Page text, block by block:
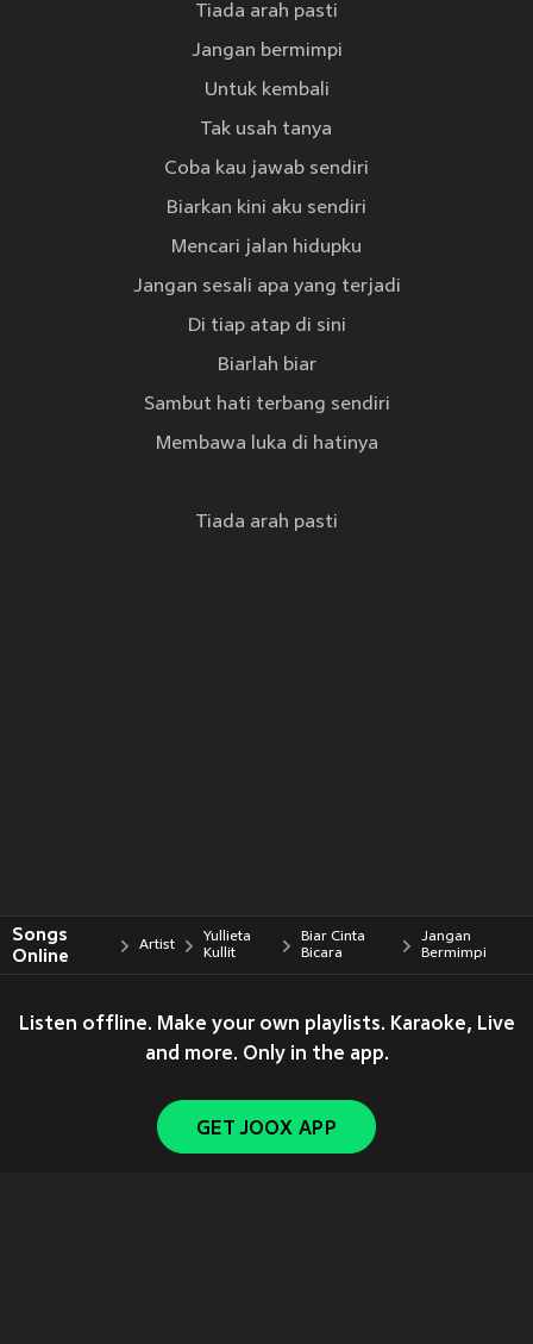
Tiada arah pasti
Jangan bermimpi
Untuk kembali
Tak usah tanya
Coba kau jawab sendiri
Biarkan kini aku sendiri
Mencari jalan hidupku
Jangan sesali apa yang terjadi
Di tiap atap di sini
Biarlah biar
Sambut hati terbang sendiri
Membawa luka di hatinya
Tiada arah pasti
Songs
Online
Artist
Yullieta
Kullit
Biar Cinta
Bicara
Jangan
Bermimpi
Listen offline. Make your own playlists. Karaoke, Live
and more. Only in the app.
GET JOOX APP